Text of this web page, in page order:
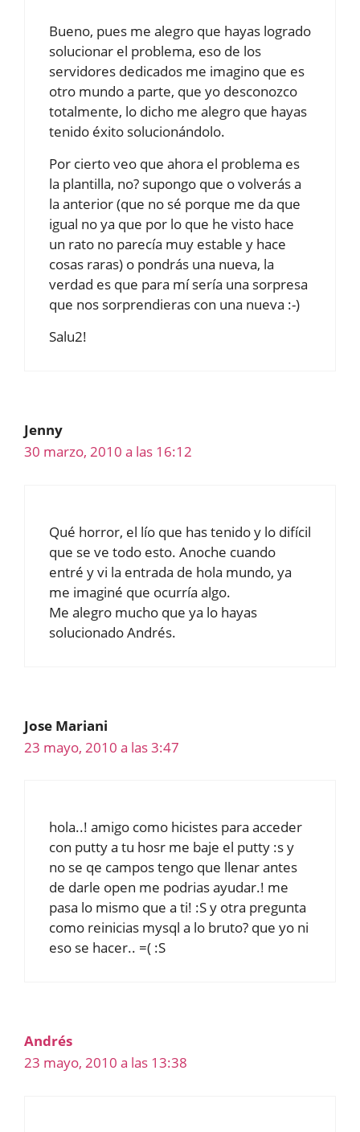
Bueno, pues me alegro que hayas logrado
solucionar el problema, eso de los
servidores dedicados me imagino que es
otro mundo a parte, que yo desconozco
totalmente, lo dicho me alegro que hayas
tenido éxito solucionándolo.
Por cierto veo que ahora el problema es
la plantilla, no? supongo que o volverás a
la anterior (que no sé porque me da que
igual no ya que por lo que he visto hace
un rato no parecía muy estable y hace
cosas raras) o pondrás una nueva, la
verdad es que para mí sería una sorpresa
que nos sorprendieras con una nueva :-)
Salu2!
Jenny
30 marzo, 2010 a las 16:12
Qué horror, el lío que has tenido y lo difícil
que se ve todo esto. Anoche cuando
entré y vi la entrada de hola mundo, ya
me imaginé que ocurría algo.
Me alegro mucho que ya lo hayas
solucionado Andrés.
Jose Mariani
23 mayo, 2010 a las 3:47
hola..! amigo como hicistes para acceder
con putty a tu hosr me baje el putty :s y
no se qe campos tengo que llenar antes
de darle open me podrias ayudar.! me
pasa lo mismo que a ti! :S y otra pregunta
como reinicias mysql a lo bruto? que yo ni
eso se hacer.. =( :S
Andrés
23 mayo, 2010 a las 13:38